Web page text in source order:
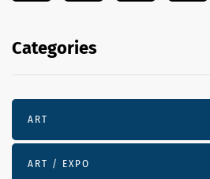
Categories
ART
ART / EXPO